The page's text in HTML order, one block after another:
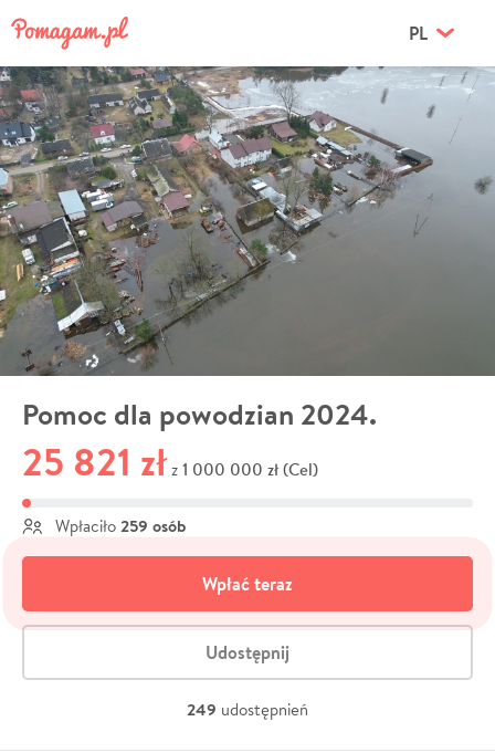
PL
Pomoc dla powodzian 2024.
25 821 zł z 1 000 000 zł (Cel)
Wpłaciło 259 osób
Wpłać teraz
Udostępnij
249 udostępnień